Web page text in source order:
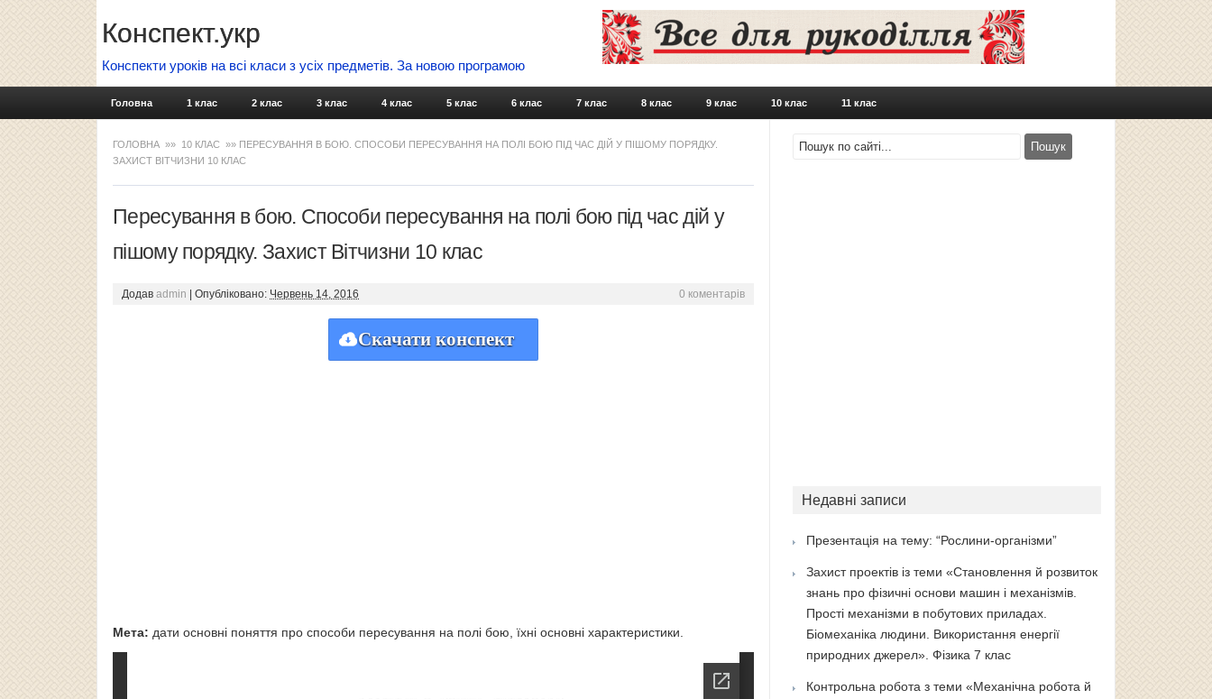
Конспект.укр
Конспекти уроків на всі класи з усіх предметів. За новою програмою
Skip to content
Головна 1 клас 2 клас 3 клас 4 клас 5 клас 6 клас 7 клас 8 клас 9 клас 10 клас 11 клас
ГОЛОВНА »» 10 КЛАС »» ПЕРЕСУВАННЯ В БОЮ. СПОСОБИ ПЕРЕСУВАННЯ НА ПОЛІ БОЮ ПІД ЧАС ДІЙ У ПІШОМУ ПОРЯДКУ.
ЗАХИСТ ВІТЧИЗНИ 10 КЛАС
Пересування в бою. Способи пересування на полі бою під час дій у
пішому порядку. Захист Вітчизни 10 клас
Додав admin Опубліковано: Червень 14, 2016 0 коментарів
Скачати конспект
Мета: дати основні поняття про способи пересування на полі бою, їхні основні характеристики.
Недавні записи
Презентація на тему: “Рослини-організми”
Захист проектів із теми «Становлення й розвиток
знань про фізичні основи машин і механізмів.
Прості механізми в побутових приладах.
Біомеханіка людини. Використання енергії
природних джерел». Фізика 7 клас
Контрольна робота з теми «Механічна робота й